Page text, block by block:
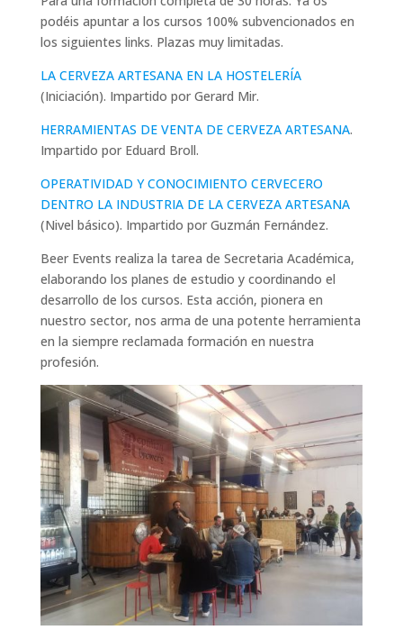
podéis apuntar a los cursos 100% subvencionados en
los siguientes links. Plazas muy limitadas.
LA CERVEZA ARTESANA EN LA HOSTELERÍA
(Iniciación). Impartido por Gerard Mir.
HERRAMIENTAS DE VENTA DE CERVEZA ARTESANA.
Impartido por Eduard Broll.
OPERATIVIDAD Y CONOCIMIENTO CERVECERO
DENTRO LA INDUSTRIA DE LA CERVEZA ARTESANA
(Nivel básico). Impartido por Guzmán Fernández.
Beer Events realiza la tarea de Secretaria Académica,
elaborando los planes de estudio y coordinando el
desarrollo de los cursos. Esta acción, pionera en
nuestro sector, nos arma de una potente herramienta
en la siempre reclamada formación en nuestra
profesión.